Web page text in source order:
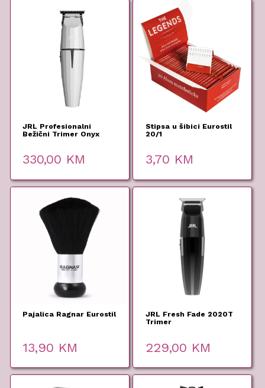
JRL Profesionalni
Bežični Trimer Onyx
330,00 KM
Stipsa u šibici Eurostil
20/1
3,70 KM
Pajalica Ragnar Eurostil
13,90 KM
JRL Fresh Fade 2020T
Trimer
229,00 KM